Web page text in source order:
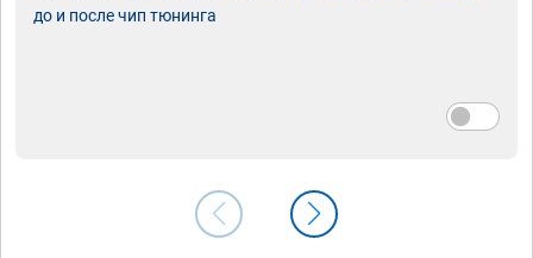
до и после чип тюнинга